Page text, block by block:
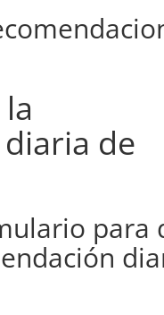
de
para